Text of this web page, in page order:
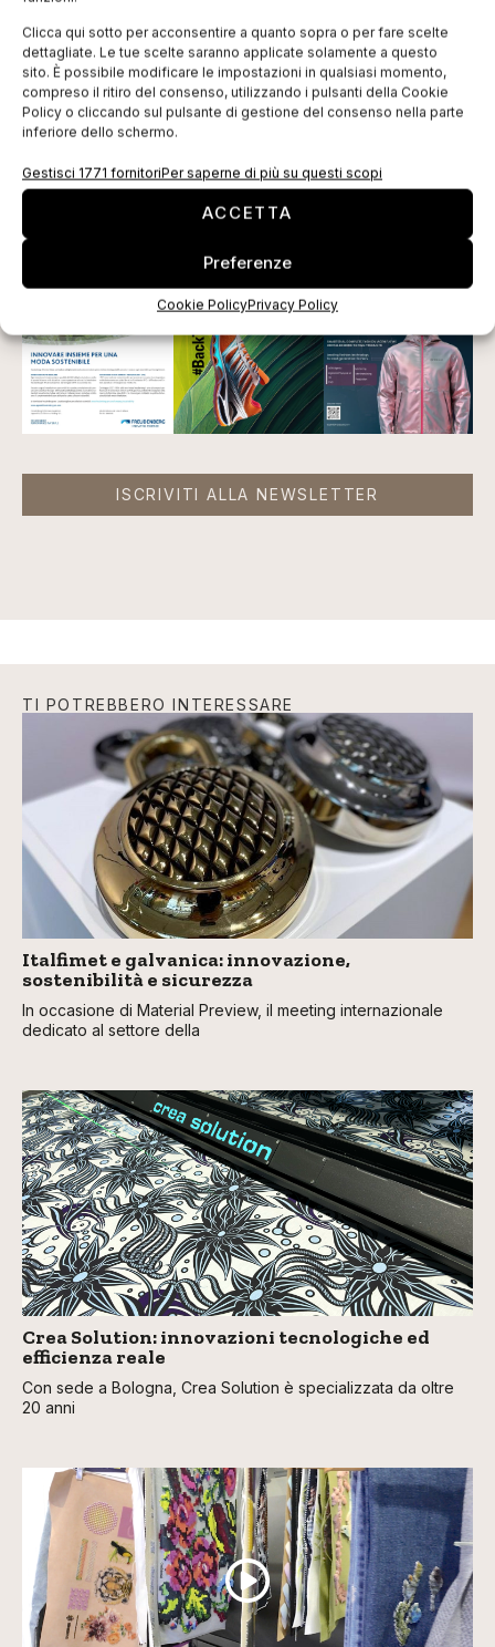
Clicca qui sotto per acconsentire a quanto sopra o per fare scelte
dettagliate. Le tue scelte saranno applicate solamente a questo
sito. È possibile modificare le impostazioni in qualsiasi momento,
compreso il ritiro del consenso, utilizzando i pulsanti della Cookie
Policy o cliccando sul pulsante di gestione del consenso nella parte
inferiore dello schermo.
Gestisci 1771 fornitoriPer saperne di più su questi scopi
ACCETTA
Preferenze
Cookie PolicyPrivacy Policy
soddisfa inoltre l’esigenza di Delsey di avvalersi di un
software in grado di integrarsi facilmente con il
sistema ERP di Microsoft già presente in azienda.
Tag: Delsey moda PLM retail TXT valigeria
EDICOLA WEB
ISCRIVITI ALLA NEWSLETTER
TI POTREBBERO INTERESSARE
Italfimet e galvanica: innovazione,
sostenibilità e sicurezza
In occasione di Material Preview, il meeting internazionale
dedicato al settore della
Crea Solution: innovazioni tecnologiche ed
efficienza reale
Con sede a Bologna, Crea Solution è specializzata da oltre
20 anni